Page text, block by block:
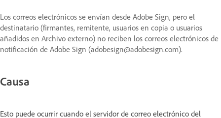
Los correos electrónicos se envían desde Adobe Sign, pero el
destinatario (firmantes, remitente, usuarios en copia o usuarios
añadidos en Archivo externo) no reciben los correos electrónicos de
notificación de Adobe Sign (adobesign@adobesign.com).
Causa
Esto puede ocurrir cuando el servidor de correo electrónico del